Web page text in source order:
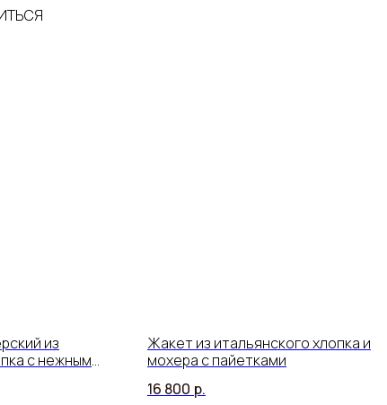
из
с нежным
Жакет из итальянского хлопка и
мохера с пайетками
16 800 р.